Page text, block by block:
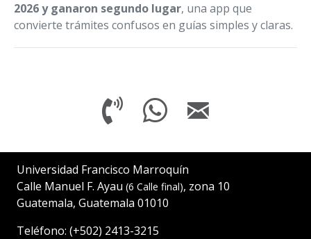
2026 y ganaron segundo lugar, una app que
convierte trámites confusos en guías simples y claras.
Universidad Francisco Marroquín
Calle Manuel F. Ayau (6 Calle final), zona 10
Guatemala, Guatemala 01010
Teléfono: (+502) 2413-3215